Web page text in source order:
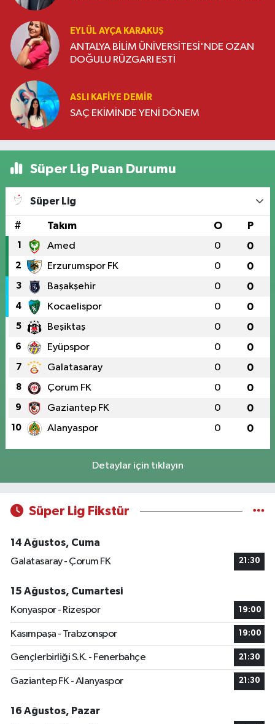
EYLÜL AYÇA KARAKUŞ
ANTALYA BİLİM ÜNİVERSİTESİ'NDE OZAN
DOĞULU RÜZGARI ESTİ
ASLI KAFIYE DEMIR
SAÇ EKİMİNDE YENİ DÖNEM
Süper Lig Puan Durumu
Süper Lig
# Takım O P
1 Amed 0 0
2 Erzurumspor FK 0 0
3 Başakşehir 0 0
4 Kocaelispor 0 0
5 Beşiktaş 0 0
6 Eyüpspor 0 0
7 Galatasaray 0 0
8 Çorum FK 0 0
9 Gaziantep FK 0 0
10 Alanyaspor 0 0
Detaylar için tıklayın
Süper Lig Fikstür
14 Ağustos, Cuma
Galatasaray - Çorum FK
21:30
15 Ağustos, Cumartesi
Konyaspor - Rizespor
19:00
Kasımpaşa - Trabzonspor 19:00
Gençlerbirliği S.K. - Fenerbahçe 21:30
Gaziantep FK - Alanyaspor 21:30
16 Ağustos, Pazar